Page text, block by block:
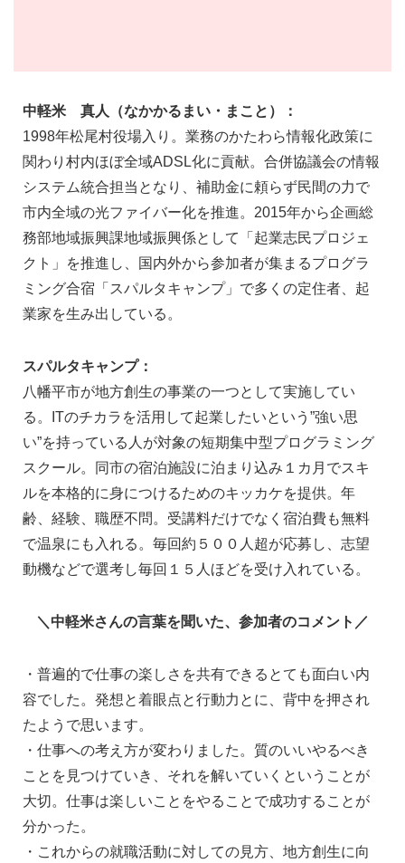
中軽米 真人（なかかるまい・まこと）：
1998年松尾村役場入り。業務のかたわら情報化政策に
関わり村内ほぼ全域ADSL化に貢献。合併協議会の情報
システム統合担当となり、補助金に頼らず民間の力で
市内全域の光ファイバー化を推進。2015年から企画総
務部地域振興課地域振興係として「起業志民プロジェ
クト」を推進し、国内外から参加者が集まるプログラ
ミング合宿「スパルタキャンプ」で多くの定住者、起
業家を生み出している。
スパルタキャンプ：
八幡平市が地方創生の事業の一つとして実施してい
る。ITのチカラを活用して起業したいという”強い思
い”を持っている人が対象の短期集中型プログラミング
スクール。同市の宿泊施設に泊まり込み１カ月でスキ
ルを本格的に身につけるためのキッカケを提供。年
齢、経験、職歴不問。受講料だけでなく宿泊費も無料
で温泉にも入れる。毎回約５００人超が応募し、志望
動機などで選考し毎回１５人ほどを受け入れている。
＼中軽米さんの言葉を聞いた、参加者のコメント／
・普遍的で仕事の楽しさを共有できるとても面白い内
容でした。発想と着眼点と行動力とに、背中を押され
たようで思います。
・仕事への考え方が変わりました。質のいいやるべき
ことを見つけていき、それを解いていくということが
大切。仕事は楽しいことをやることで成功することが
分かった。
・これからの就職活動に対しての見方、地方創生に向